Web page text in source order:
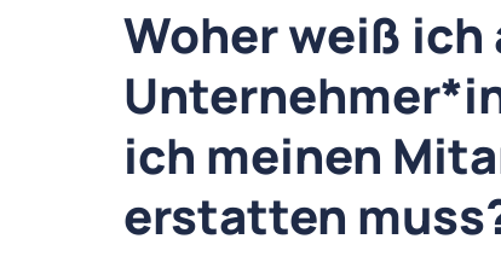
Woher weiß ich
ich meinen
erstatten